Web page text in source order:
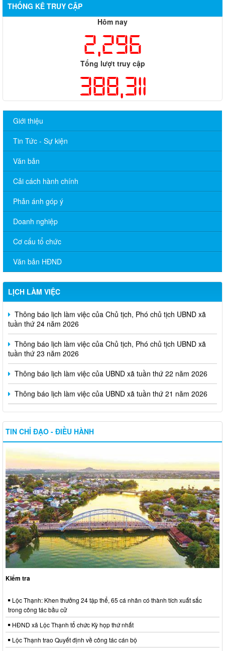
THỐNG KÊ TRUY CẬP
Hôm nay
2,296
Tổng lượt truy cập
388,311
Giới thiệu
Tin Tức - Sự kiện
Văn bản
Cải cách hành chính
Phản ánh góp ý
Doanh nghiệp
Cơ cấu tổ chức
Văn bản HĐND
LỊCH LÀM VIỆC
Thông báo lịch làm việc của Chủ tịch, Phó chủ tịch UBND xã
tuần thứ 24 năm 2026
Thông báo lịch làm việc của Chủ tịch, Phó chủ tịch UBND xã
tuần thứ 23 năm 2026
Thông báo lịch làm việc của UBND xã tuần thứ 22 năm 2026
Thông báo lịch làm việc của UBND xã tuần thứ 21 năm 2026
TIN CHỈ ĐẠO - ĐIỀU HÀNH
Kiểm tra
Lộc Thạnh: Khen thưởng 24 tập thể, 65 cá nhân có thành tích xuất sắc
trong công tác bầu cử
HĐND xã Lộc Thạnh tổ chức Kỳ họp thứ nhất
Lộc Thạnh trao Quyết định về công tác cán bộ